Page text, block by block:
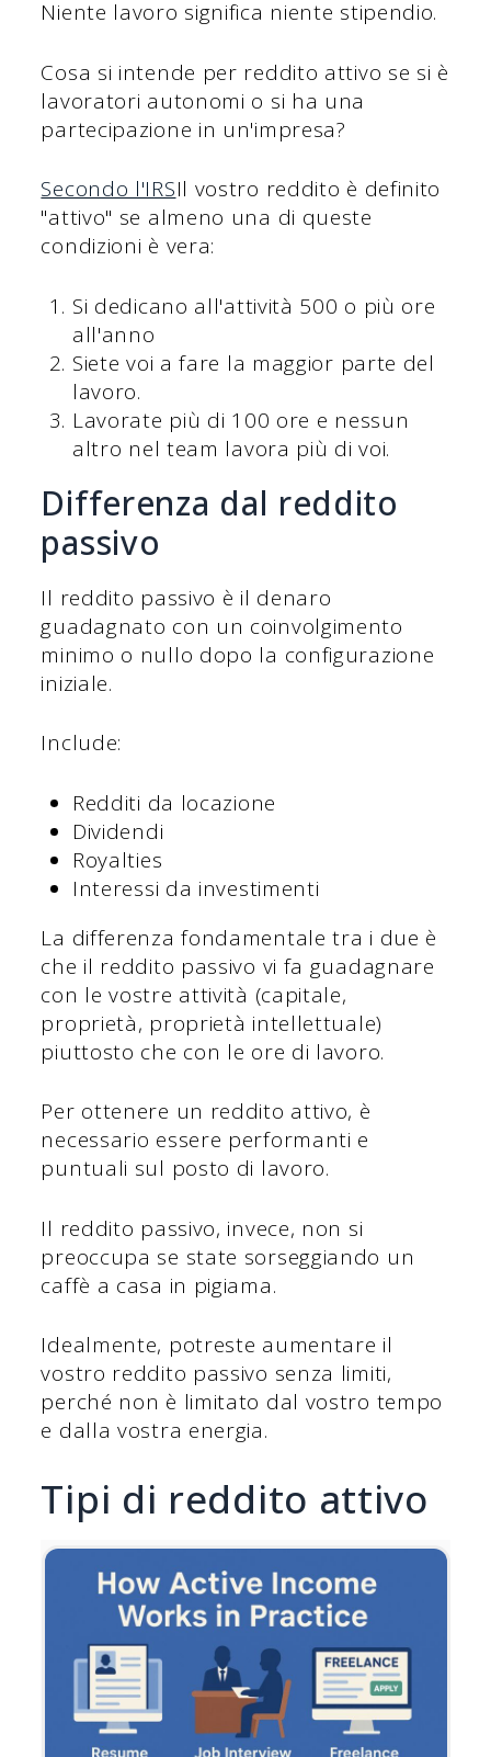
Niente lavoro significa niente stipendio.
Cosa si intende per reddito attivo se si è
lavoratori autonomi o si ha una
partecipazione in un'impresa?
Secondo l'IRSIl vostro reddito è definito
"attivo" se almeno una di queste
condizioni è vera:
Si dedicano all'attività 500 o più ore
all'anno
Siete voi a fare la maggior parte del
lavoro.
Lavorate più di 100 ore e nessun
altro nel team lavora più di voi.
Differenza dal reddito
passivo
Il reddito passivo è il denaro
guadagnato con un coinvolgimento
minimo o nullo dopo la configurazione
iniziale.
Include:
Redditi da locazione
Dividendi
Royalties
Interessi da investimenti
La differenza fondamentale tra i due è
che il reddito passivo vi fa guadagnare
con le vostre attività (capitale,
proprietà, proprietà intellettuale)
piuttosto che con le ore di lavoro.
Per ottenere un reddito attivo, è
necessario essere performanti e
puntuali sul posto di lavoro.
Il reddito passivo, invece, non si
preoccupa se state sorseggiando un
caffè a casa in pigiama.
Idealmente, potreste aumentare il
vostro reddito passivo senza limiti,
perché non è limitato dal vostro tempo
e dalla vostra energia.
Tipi di reddito attivo